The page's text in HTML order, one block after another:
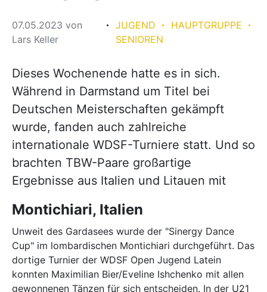
07.05.2023 von
Lars Keller
JUGEND
HAUPTGRUPPE
SENIOREN
Dieses Wochenende hatte es in sich.
Während in Darmstand um Titel bei
Deutschen Meisterschaften gekämpft
wurde, fanden auch zahlreiche
internationale WDSF-Turniere statt. Und so
brachten TBW-Paare großartige
Ergebnisse aus Italien und Litauen mit
Montichiari, Italien
Unweit des Gardasees wurde der "Sinergy Dance
Cup" im lombardischen Montichiari durchgeführt. Das
dortige Turnier der WDSF Open Jugend Latein
konnten Maximilian Bier/Eveline Ishchenko mit allen
gewonnenen Tänzen für sich entscheiden. In der U21